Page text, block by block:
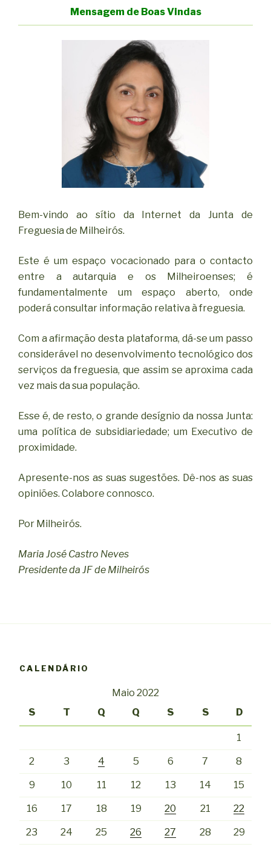
Mensagem de Boas Vindas
Bem-vindo ao sítio da Internet da Junta de
Freguesia de Milheirós.
Este é um espaço vocacionado para o contacto
entre a autarquia e os Milheiroenses; é
fundamentalmente um espaço aberto, onde
poderá consultar informação relativa à freguesia.
Com a afirmação desta plataforma, dá-se um passo
considerável no desenvolvimento tecnológico dos
serviços da freguesia, que assim se aproxima cada
vez mais da sua população.
Esse é, de resto, o grande desígnio da nossa Junta:
uma política de subsidiariedade; um Executivo de
proximidade.
Apresente-nos as suas sugestões. Dê-nos as suas
opiniões. Colabore connosco.
Por Milheirós.
Maria José Castro Neves
Presidente da JF de Milheirós
CALENDÁRIO
Maio 2022
S
T Q Q S S D
1
2 3 4 5 6 7 8
9 10 11 12 13 14 15
16 17 18 19 20 21 22
23 24 25 26 27 28 29